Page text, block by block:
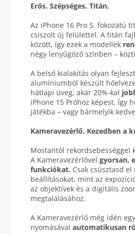
Erős. Szépséges. Titán.
Az iPhone 16 Pro 5. fokozatú
csiszolt új felülettel. A titán
között, így ezek a modellek
négy lenyűgöző színben –
A belső kialakítás olyan
alumíniumból készült
hátlapi üveg, akár 20%‑kal
iPhone 15 Próhoz képest. Így
játékba – vagy bármelyik
Kameravezérlő. Kezedben a
Mostantól rekord­sebességgel
A Kamera­vezérlővel gyorsan,
funkciókat. Csak csúsztasd
beállításokat, mint az
az objektívek és a digitális
megtalálásához.
A Kamera­vezérlő még idén
nyomásával automatikusan